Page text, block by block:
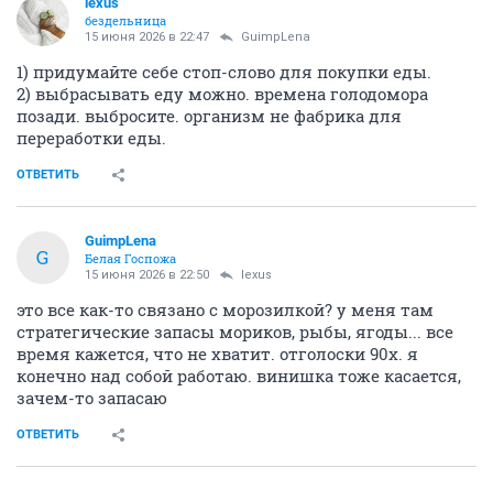
бездельница
15 июня 2026 в 22:47 GuimpLena
1) придумайте себе стоп-слово для покупки еды.
2) выбрасывать еду можно. времена голодомора
позади. выбросите. организм не фабрика для
переработки еды.
ОТВЕТИТЬ
G
GuimpLena
Белая Госпожа
15 июня 2026 в 22:50 lexus
это все как-то связано с морозилкой? у меня там
стратегические запасы мориков, рыбы, ягоды... все
время кажется, что не хватит. отголоски 90х. я
конечно над собой работаю. винишка тоже касается,
зачем-то запасаю
ОТВЕТИТЬ